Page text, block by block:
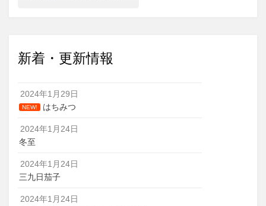
新着・更新情報
2024年1月29日
NEW! はちみつ
2024年1月24日
冬至
2024年1月24日
三九日茄子
2024年1月24日